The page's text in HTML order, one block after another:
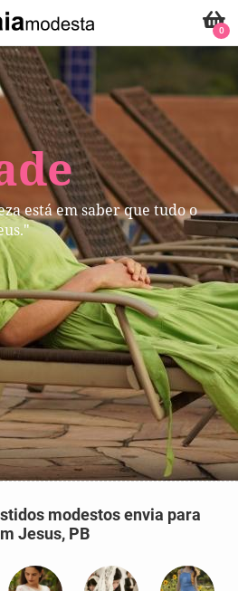
está em saber que tudo o
0
modestos envia para
Jesus, PB